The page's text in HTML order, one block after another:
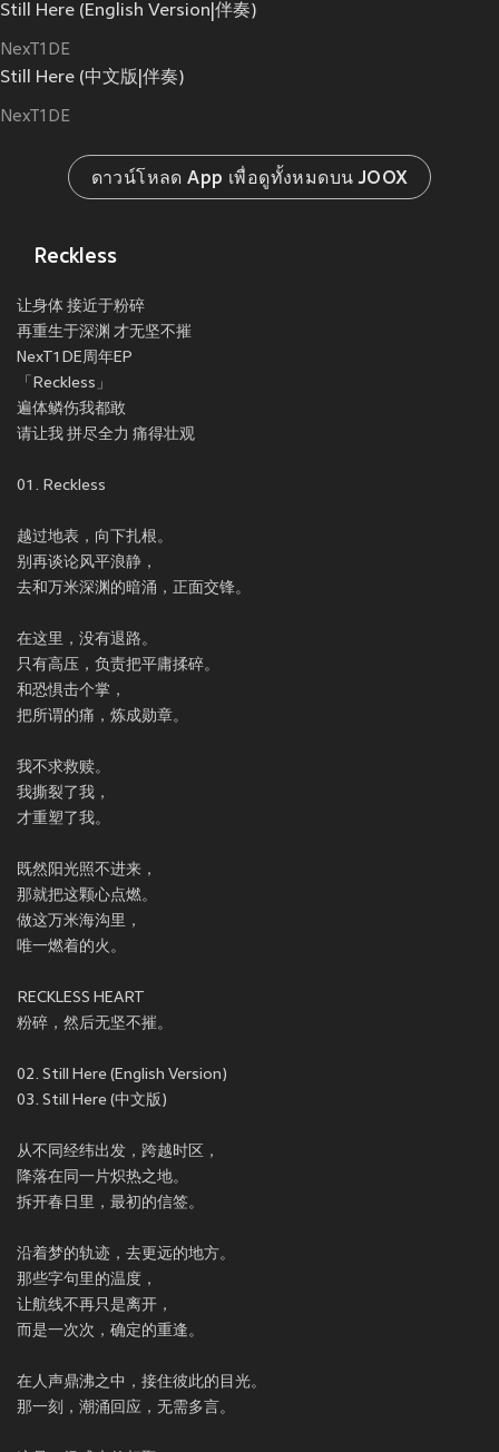
Still Here (English Version|伴奏)
NexT1DE
Still Here (中文版|伴奏)
NexT1DE
ดาวน์โหลด App เพื่อดูทั้งหมดบน JOOX
Reckless
让身体 接近于粉碎
再重生于深渊 才无坚不摧
NexT1DE周年EP
「Reckless」
遍体鳞伤我都敢
请让我 拼尽全力 痛得壮观
01. Reckless
越过地表，向下扎根。
别再谈论风平浪静，
去和万米深渊的暗涌，正面交锋。
在这里，没有退路。
只有高压，负责把平庸揉碎。
和恐惧击个掌，
把所谓的痛，炼成勋章。
我不求救赎。
我撕裂了我，
才重塑了我。
既然阳光照不进来，
那就把这颗心点燃。
做这万米海沟里，
唯一燃着的火。
RECKLESS HEART
粉碎，然后无坚不摧。
02. Still Here (English Version)
03. Still Here (中文版)
从不同经纬出发，跨越时区，
降落在同一片炽热之地。
拆开春日里，最初的信签。
沿着梦的轨迹，去更远的地方。
那些字句里的温度，
让航线不再只是离开，
而是一次次，确定的重逢。
在人声鼎沸之中，接住彼此的目光。
那一刻，潮涌回应，无需多言。